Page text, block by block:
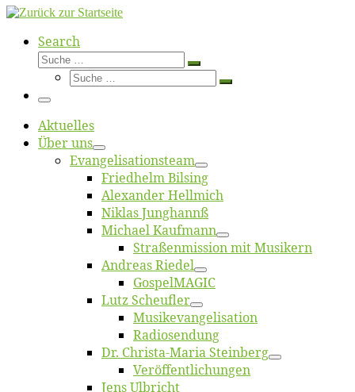
Search
Suche
Suche
Suche
Suche
Menü
Ak­tu­el­les
Über uns
Evangelisa­tions­team
Fried­helm Bilsing
Alex­an­der Hellmich
Ni­klas Junghannß
Mi­cha­el Kaufmann
Straßenmis­sion mit Musikern
An­dre­as Riedel
Gos­pel­MA­GIC
Lutz Scheuf­ler
Musikevan­ge­li­sa­tion
Ra­dio­sen­dung
Dr. Chris­­ta-Ma­ria Steinberg
Ver­öf­fent­li­chun­gen
Jens Ulb­richt